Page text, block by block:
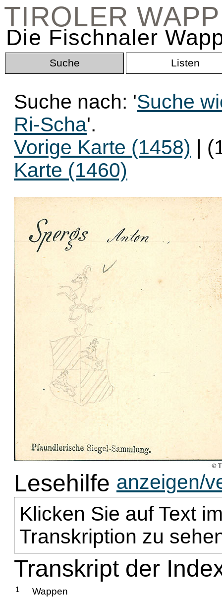
TIROLER
Die Fischnaler
Suche Listen
Suche nach: 'Suche
Ri-Scha'.
Vorige Karte (1458) |
Karte (1460)
Lesehilfe anzeigen/
Klicken Sie auf Text
Transkription zu
Transkript der
1 Wappen